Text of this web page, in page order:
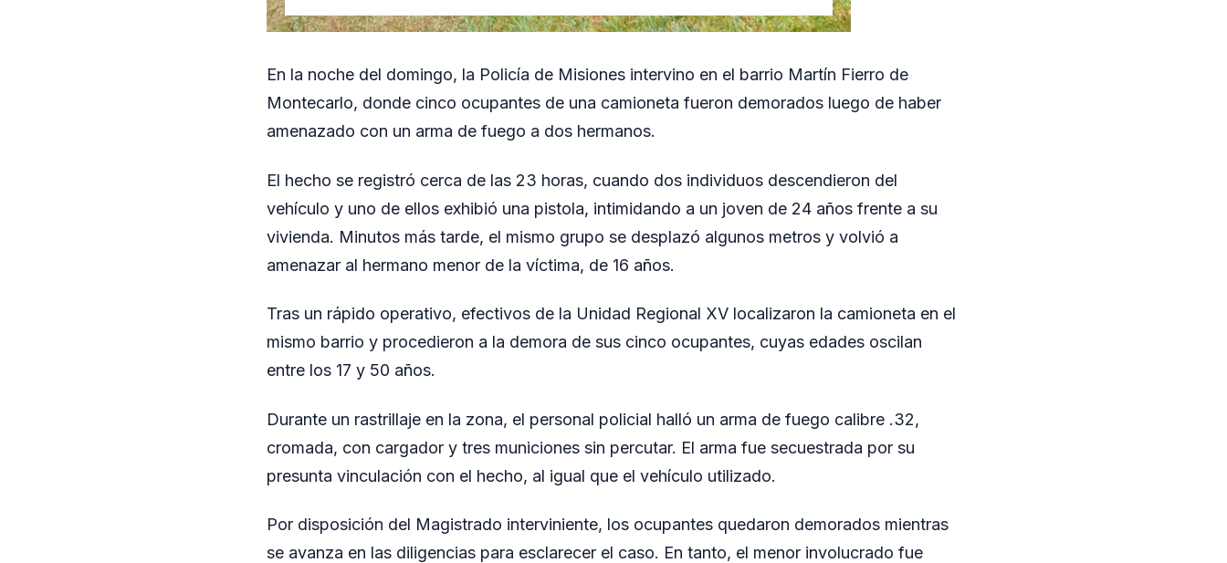
En la noche del domingo, la Policía de Misiones intervino en el barrio Martín Fierro de
Montecarlo, donde cinco ocupantes de una camioneta fueron demorados luego de haber
amenazado con un arma de fuego a dos hermanos.
El hecho se registró cerca de las 23 horas, cuando dos individuos descendieron del
vehículo y uno de ellos exhibió una pistola, intimidando a un joven de 24 años frente a su
vivienda. Minutos más tarde, el mismo grupo se desplazó algunos metros y volvió a
amenazar al hermano menor de la víctima, de 16 años.
Tras un rápido operativo, efectivos de la Unidad Regional XV localizaron la camioneta en el
mismo barrio y procedieron a la demora de sus cinco ocupantes, cuyas edades oscilan
entre los 17 y 50 años.
Durante un rastrillaje en la zona, el personal policial halló un arma de fuego calibre .32,
cromada, con cargador y tres municiones sin percutar. El arma fue secuestrada por su
presunta vinculación con el hecho, al igual que el vehículo utilizado.
Por disposición del Magistrado interviniente, los ocupantes quedaron demorados mientras
se avanza en las diligencias para esclarecer el caso. En tanto, el menor involucrado fue